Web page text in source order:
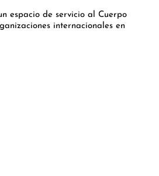
espacio de servicio al Cuerpo
internacionales en